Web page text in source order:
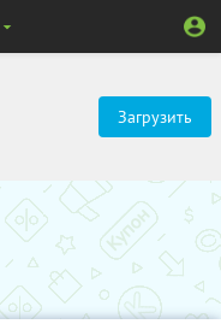
Загрузить